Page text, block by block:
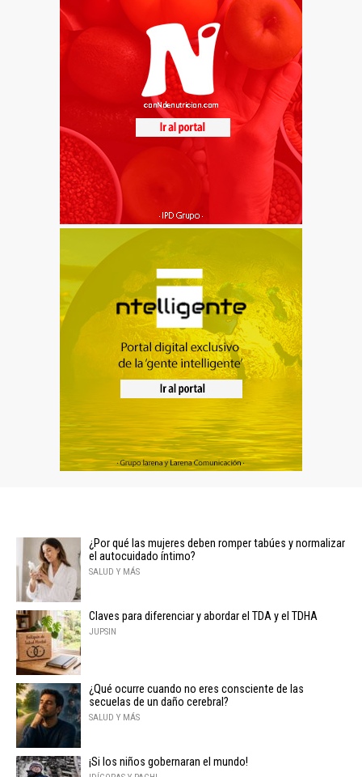
¿Por qué las mujeres deben romper tabúes y normalizar
el autocuidado íntimo?
SALUD Y MÁS
Claves para diferenciar y abordar el TDA y el TDHA
JUPSIN
¿Qué ocurre cuando no eres consciente de las
secuelas de un daño cerebral?
SALUD Y MÁS
¡Si los niños gobernaran el mundo!